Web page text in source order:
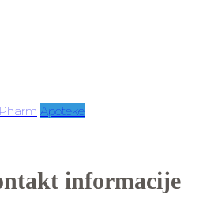
Apoteke
informacije